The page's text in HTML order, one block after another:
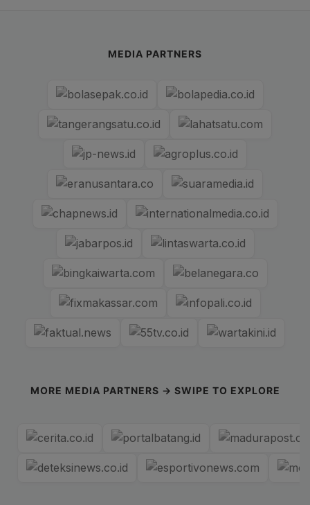
MEDIA PARTNERS
MORE MEDIA PARTNERS → SWIPE TO EXPLORE